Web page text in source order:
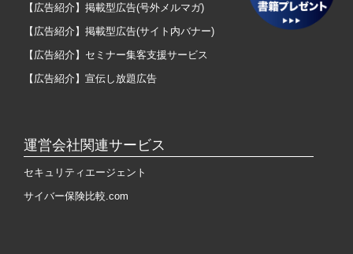
【広告紹介】掲載型広告(号外メルマガ)
【広告紹介】掲載型広告(サイト内バナー)
【広告紹介】セミナー集客支援サービス
【広告紹介】宣伝し放題広告
運営会社関連サービス
セキュリティエージェント
サイバー保険比較.com